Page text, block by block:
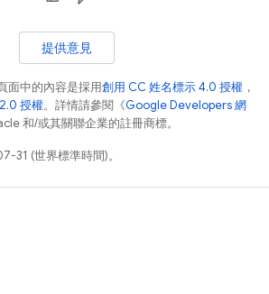
提供意見
面中的內容是採用創用 CC 姓名標示 4.0 授權 ，
授權。詳情請參閱《Google Developers 網
和/或其關聯企業的註冊商標。
31 (世界標準時間)。